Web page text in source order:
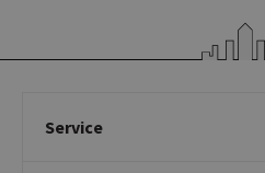
Service